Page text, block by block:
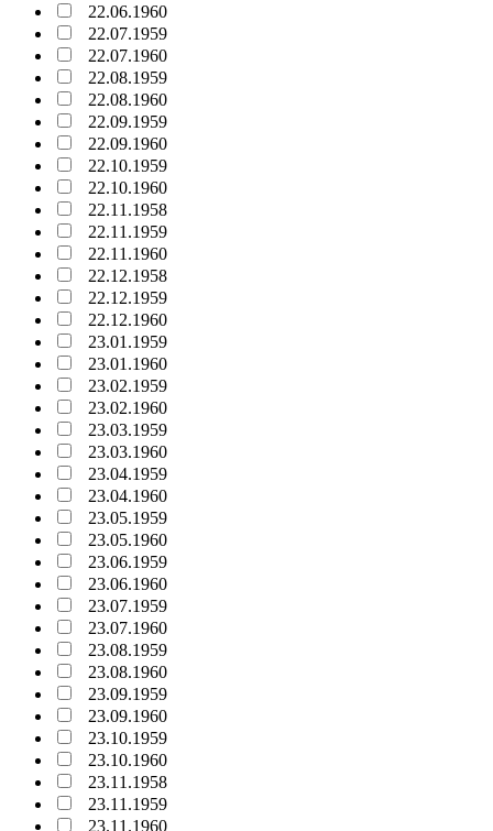
22.06.1960
22.07.1959
22.07.1960
22.08.1959
22.08.1960
22.09.1959
22.09.1960
22.10.1959
22.10.1960
22.11.1958
22.11.1959
22.11.1960
22.12.1958
22.12.1959
22.12.1960
23.01.1959
23.01.1960
23.02.1959
23.02.1960
23.03.1959
23.03.1960
23.04.1959
23.04.1960
23.05.1959
23.05.1960
23.06.1959
23.06.1960
23.07.1959
23.07.1960
23.08.1959
23.08.1960
23.09.1959
23.09.1960
23.10.1959
23.10.1960
23.11.1958
23.11.1959
23.11.1960